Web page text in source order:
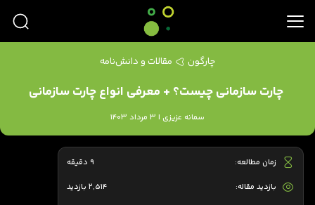
چارگون مقالات و دانش‌نامه
چارت سازمانی چیست؟ + معرفی انواع چارت سازمانی
سمانه عزیزی | 3 مرداد 1403
زمان مطالعه: 9 دقیقه
بازدید مقاله: 2,514 بازدید